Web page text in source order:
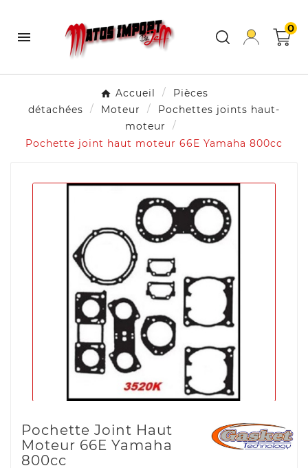

0
Accueil
Pièces
détachées
Moteur
Pochettes joints haut-
moteur
Pochette joint haut moteur 66E Yamaha 800cc
Pochette Joint Haut
Moteur 66E Yamaha
800cc